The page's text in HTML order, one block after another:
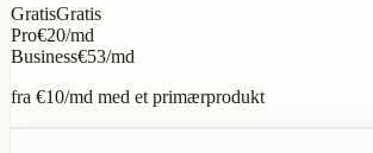
GratisGratis
Pro€20/md
Business€53/md
fra €10/md med et primærprodukt